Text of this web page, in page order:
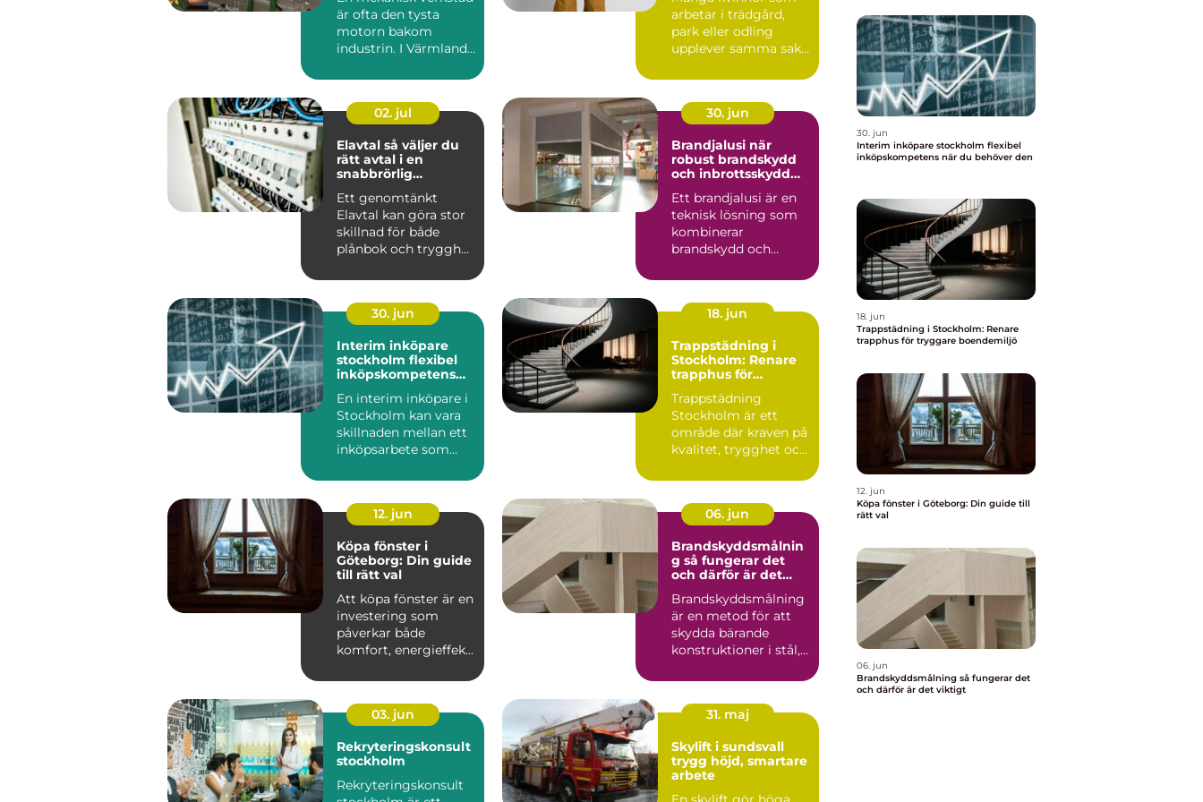
är ofta den tysta
motorn bakom
industrin. I Värmland,
tradition ...
arbetar i trädgård,
park eller odling
upplever samma sak:
sitt...
02. jul
Elavtal så väljer du
rätt avtal i en
snabbrörlig
Ett genomtänkt
Elavtal kan göra stor
skillnad för både
plånbok och trygghet
h...
30. jun
Brandjalusi när
robust brandskydd
och inbrottsskydd
Ett brandjalusi är en
teknisk lösning som
kombinerar
brandskydd och
och samma pro...
30. jun
Interim inköpare
stockholm flexibel
inköpskompetens
En interim inköpare i
Stockholm kan vara
skillnaden mellan ett
inköpsarbete som
18. jun
Trappstädning i
Stockholm: Renare
trapphus för
boendemiljö
Trappstädning
Stockholm är ett
område där kraven på
kvalitet, trygghet oc...
12. jun
Köpa fönster i
Göteborg: Din guide
till rätt val
Att köpa fönster är en
investering som
påverkar både
komfort, energieffek...
06. jun
Brandskyddsmålnin
g så fungerar det
och därför är det
Brandskyddsmålning
är en metod för att
skydda bärande
konstruktioner i stål,
d...
03. jun
Rekryteringskonsult
stockholm
Rekryteringskonsult
31. maj
Skylift i sundsvall
trygg höjd, smartare
arbete
30. jun
Interim inköpare stockholm flexibel
inköpskompetens när du behöver den
18. jun
Trappstädning i Stockholm: Renare
trapphus för tryggare boendemiljö
12. jun
Köpa fönster i Göteborg: Din guide till
rätt val
06. jun
Brandskyddsmålning så fungerar det
och därför är det viktigt